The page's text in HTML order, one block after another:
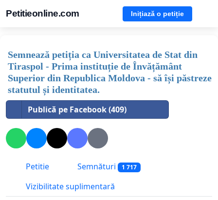
Petitieonline.com Inițiază o petiție
Semnează petiția ca Universitatea de Stat din
Tiraspol - Prima instituție de Învățământ
Superior din Republica Moldova - să își păstreze
statutul și identitatea.
Publică pe Facebook (409)
Petitie Semnături 1 717
Vizibilitate suplimentară